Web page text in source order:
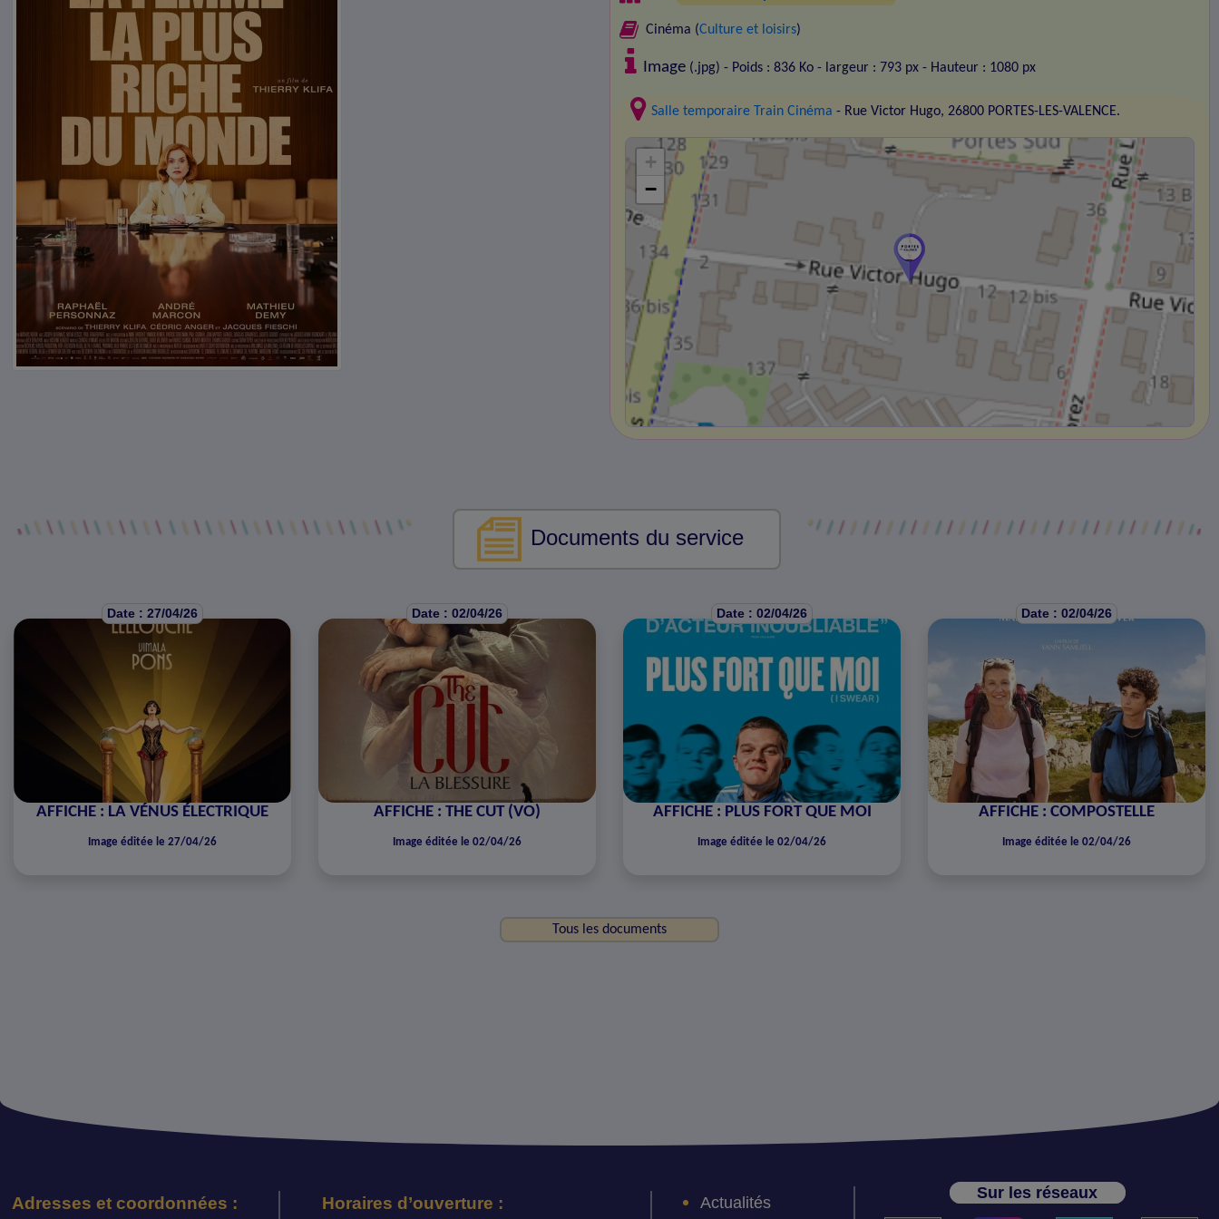
Cinéma (Culture et loisirs)
Image (.jpg) - Poids : 836 Ko - largeur : 793 px - Hauteur : 1080 px
Salle temporaire Train Cinéma - Rue Victor Hugo, 26800 PORTES-LES-VALENCE.
+
−
Documents du service
Date : 27/04/26
AFFICHE : LA VÉNUS ÉLECTRIQUE
Image éditée le 27/04/26
Date : 02/04/26
AFFICHE : THE CUT (VO)
Image éditée le 02/04/26
Date : 02/04/26
AFFICHE : PLUS FORT QUE MOI
Image éditée le 02/04/26
Date : 02/04/26
AFFICHE : COMPOSTELLE
Image éditée le 02/04/26
Tous les documents
Adresses et coordonnées : Horaires d’ouverture : Actualités
Sur les réseaux